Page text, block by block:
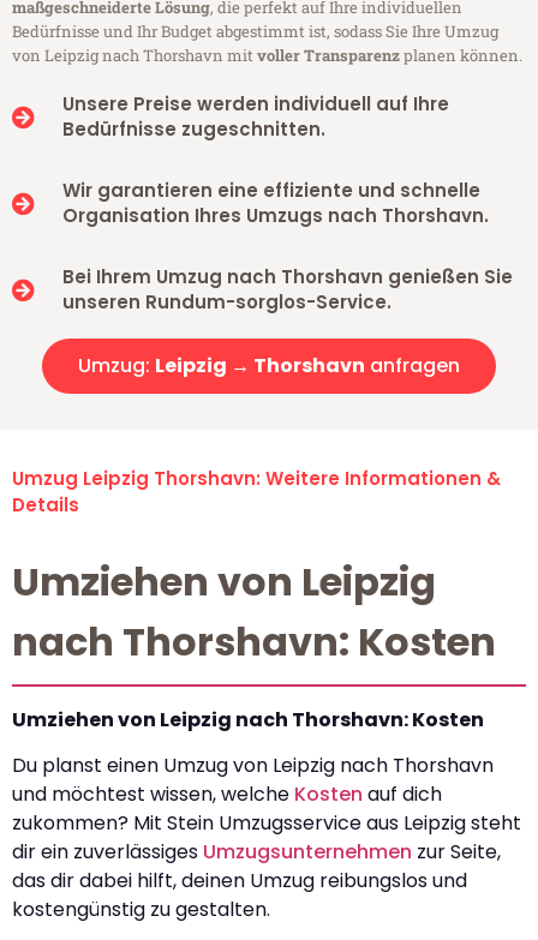
maßgeschneiderte Lösung, die perfekt auf Ihre individuellen
Bedürfnisse und Ihr Budget abgestimmt ist, sodass Sie Ihre Umzug
von Leipzig nach Thorshavn mitvoller Transparenzplanen können.
Unsere Preise werden individuell auf Ihre
Bedürfnisse zugeschnitten.
Wir garantieren eine effiziente und schnelle
Organisation Ihres Umzugs nach Thorshavn.
Bei Ihrem Umzug nach Thorshavn genießen Sie
unseren Rundum-sorglos-Service.
Umzug: Leipzig → Thorshavn anfragen
Umzug Leipzig Thorshavn: Weitere Informationen &
Details
Umziehen von Leipzig
nach Thorshavn: Kosten
Umziehen von Leipzig nach Thorshavn: Kosten
Du planst einen Umzug von Leipzig nach Thorshavn
und möchtest wissen, welche Kosten auf dich
zukommen? Mit Stein Umzugsservice aus Leipzig steht
dir ein zuverlässiges Umzugsunternehmen zur Seite,
das dir dabei hilft, deinen Umzug reibungslos und
kostengünstig zu gestalten.